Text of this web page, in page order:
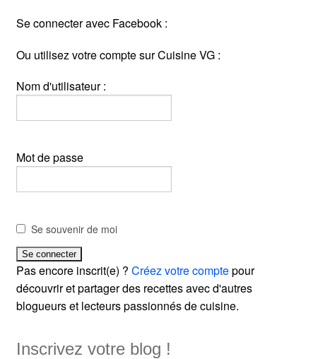
Se connecter avec Facebook :
Ou utilisez votre compte sur Cuisine VG :
Nom d'utilisateur :
Mot de passe
Se souvenir de moi
Pas encore inscrit(e) ?Créez votre comptepour
découvrir et partager des recettes avec d'autres
blogueurs et lecteurs passionnés de cuisine.
Inscrivez votre blog !